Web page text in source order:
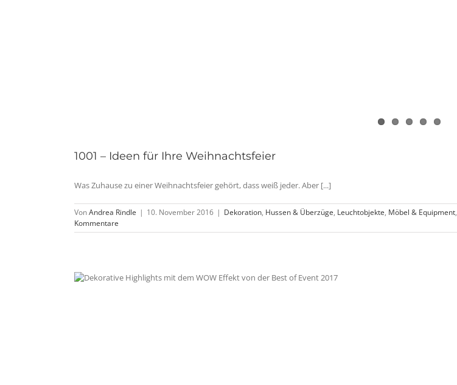
1001 – Ideen für Ihre Weihnachtsfeier
Was Zuhause zu einer Weihnachtsfeier gehört, dass weiß jeder. Aber [...]
VonAndrea Rindle | 10. November 2016 | Dekoration, Hussen & Überzüge, Leuchtobjekte, Möbel & Equipment,
Kommentare